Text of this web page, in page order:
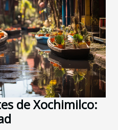
de Xochimilco: